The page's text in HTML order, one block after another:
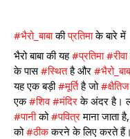
#भैरो_बाबा की प्रतिमा के बारे में
भैरो बाबा की यह #प्रतिमा #रीवा
के पास #स्थित है और
यह एक बड़ी #मूर्ति है जो #क्षैतिज
एक #शिव #मंदिर के अंदर है।
#पानी को #पवित्र माना जाता
को #ठीक करने के लिए करते हैं।